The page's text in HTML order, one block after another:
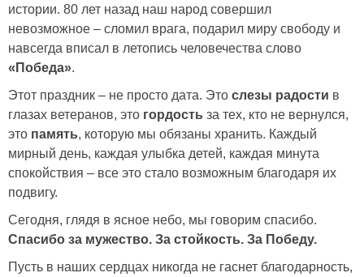
истории. 80 лет назад наш народ совершил
невозможное – сломил врага, подарил миру свободу и
навсегда вписал в летопись человечества слово
«Победа».
Этот праздник – не просто дата. Это слезы радости в
глазах ветеранов, это гордость за тех, кто не вернулся,
это память, которую мы обязаны хранить. Каждый
мирный день, каждая улыбка детей, каждая минута
спокойствия – все это стало возможным благодаря их
подвигу.
Сегодня, глядя в ясное небо, мы говорим спасибо.
Спасибо за мужество. За стойкость. За Победу.
Пусть в наших сердцах никогда не гаснет благодарность,